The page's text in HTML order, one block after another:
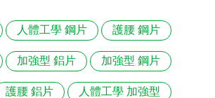
人體工學 鋼片 護腰 鋼片
加強型 鋁片 加強型 鋼片
護腰 鋁片 人體工學 加強型